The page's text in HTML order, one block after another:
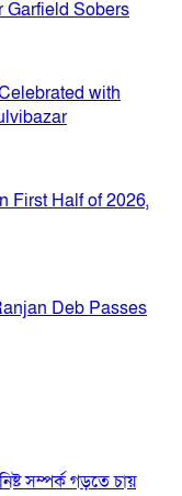
Garfield Sobers
with
First Half of 2026,
Deb Passes
সম্পর্ক গড়তে চায়